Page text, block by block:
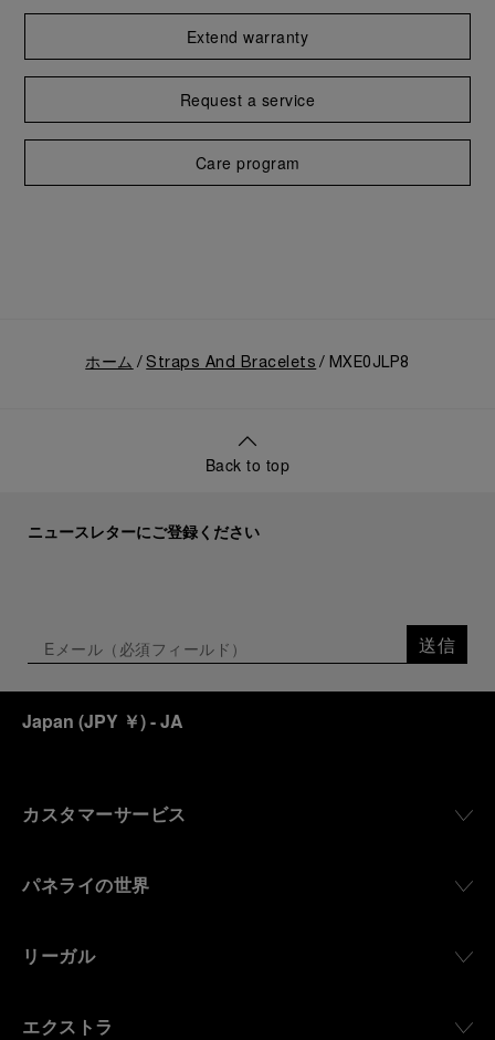
Extend warranty
Request a service
Care program
ホーム Straps And Bracelets MXE0JLP8
Back to top
ニュースレターにご登録ください
送信
Japan (JPY ￥)- JA
カスタマーサービス
パネライの世界
リーガル
エクストラ